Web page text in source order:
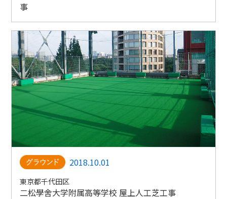
事
2018.10.01
東京都千代田区
二松學舍大学附属高等学校 屋上人工芝工事